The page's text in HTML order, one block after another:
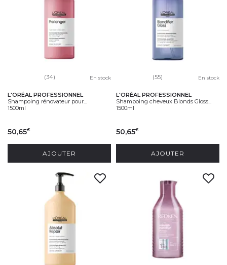
(34) En stock
L'ORÉAL PROFESSIONNEL
Shampoing rénovateur pour...
1500ml
50,65€
AJOUTER
(55) En stock
L'ORÉAL PROFESSIONNEL
Shampoing cheveux Blonds Gloss...
1500ml
50,65€
AJOUTER